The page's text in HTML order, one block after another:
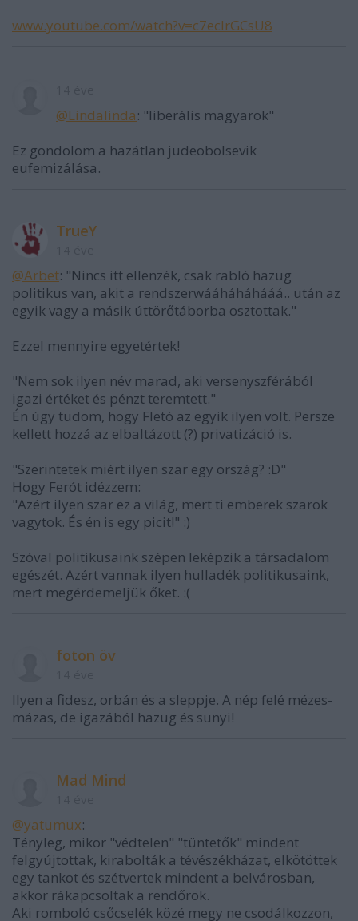
www.youtube.com/watch?v=c7ecIrGCsU8
@Lindalinda: "liberális magyarok"
Ez gondolom a hazátlan judeobolsevik
eufemizálása.
TrueY
@Arbet: "Nincs itt ellenzék, csak rabló hazug
politikus van, akit a rendszerwááháháhááá.. után az
egyik vagy a másik úttörőtáborba osztottak."
Ezzel mennyire egyetértek!
"Nem sok ilyen név marad, aki versenyszférából
igazi értéket és pénzt teremtett."
Én úgy tudom, hogy Fletó az egyik ilyen volt. Persze
kellett hozzá az elbaltázott (?) privatizáció is.
"Szerintetek miért ilyen szar egy ország? :D"
Hogy Ferót idézzem:
"Azért ilyen szar ez a világ, mert ti emberek szarok
vagytok. És én is egy picit!" :)
Szóval politikusaink szépen leképzik a társadalom
egészét. Azért vannak ilyen hulladék politikusaink,
mert megérdemeljük őket. :(
foton öv
Ilyen a fidesz, orbán és a sleppje. A nép felé mézes-
mázas, de igazából hazug és sunyi!
Mad Mind
@yatumux:
Tényleg, mikor "védtelen" "tüntetők" mindent
felgyújtottak, kirabolták a tévészékházat, elkötöttek
egy tankot és szétvertek mindent a belvárosban,
akkor rákapcsoltak a rendőrök.
Aki romboló csőcselék közé megy ne csodálkozzon,